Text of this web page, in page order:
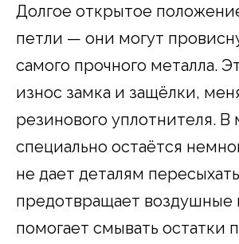
Долгое открытое
петли — они могут
самого прочного металла.
износ замка и защёлки,
резинового уплотнителя. В
специально остаётся
не дает деталям
предотвращает воздушные
помогает смывать остатки